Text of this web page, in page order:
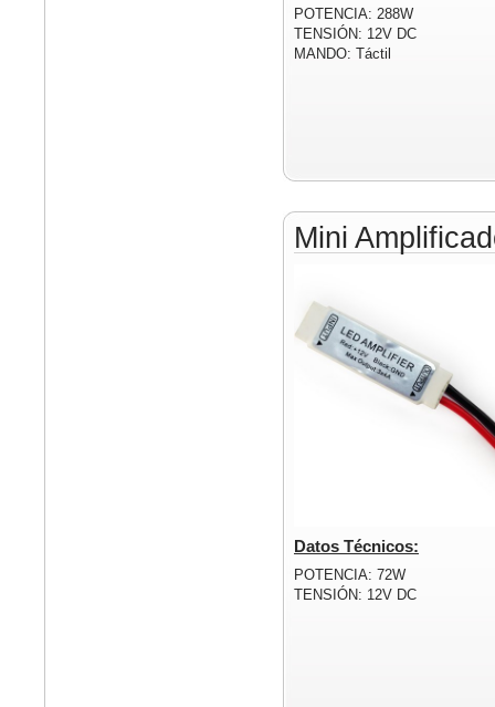
POTENCIA: 288W
TENSIÓN: 12V DC
MANDO: Táctil
Mini
Datos Técnicos:
POTENCIA: 72W
TENSIÓN: 12V DC